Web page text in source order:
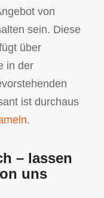
von
sein. Diese
über
in der
ist durchaus
.
– lassen
uns